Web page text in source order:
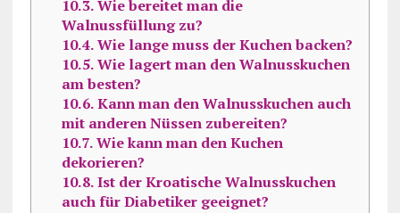
10.3.Wie bereitet man die
Walnussfüllung zu?
10.4.Wie lange muss der Kuchen backen?
10.5.Wie lagert man den Walnusskuchen
am besten?
10.6.Kann man den Walnusskuchen auch
mit anderen Nüssen zubereiten?
10.7.Wie kann man den Kuchen
dekorieren?
10.8.Ist der Kroatische Walnusskuchen
auch für Diabetiker geeignet?